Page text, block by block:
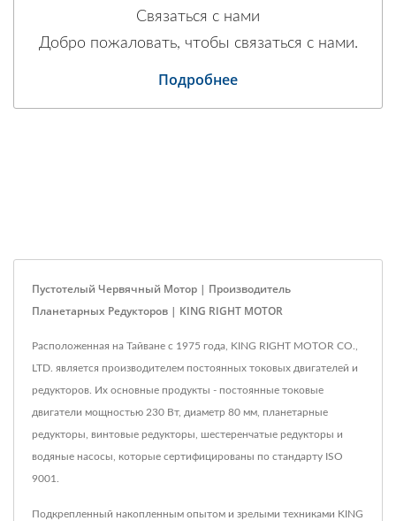
Связаться с нами
Добро пожаловать, чтобы связаться с нами.
Подробнее
Пустотелый Червячный Мотор | Производитель
Планетарных Редукторов | KING RIGHT MOTOR
Расположенная на Тайване с 1975 года, KING RIGHT MOTOR CO.,
LTD. является производителем постоянных токовых двигателей и
редукторов. Их основные продукты - постоянные токовые
двигатели мощностью 230 Вт, диаметр 80 мм, планетарные
редукторы, винтовые редукторы, шестеренчатые редукторы и
водяные насосы, которые сертифицированы по стандарту ISO
9001.
Подкрепленный накопленным опытом и зрелыми техниками KING